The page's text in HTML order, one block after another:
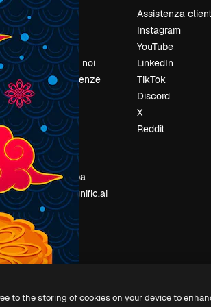
Prezzi
Chi siamo
Recensioni
Lavora con noi
Cerca tendenze
Blog
Eventi
Slidesgo
Vendi i tuoi
contenuti
Sala stampa
Cerchi magnific.ai
Assistenza
Instagram
YouTube
LinkedIn
TikTok
Discord
X
Reddit
to the storing of cookies on your device to